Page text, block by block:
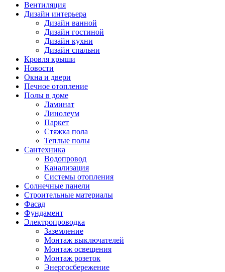
Вентиляция
Дизайн интерьера
Дизайн ванной
Дизайн гостиной
Дизайн кухни
Дизайн спальни
Кровля крыши
Новости
Окна и двери
Печное отопление
Полы в доме
Ламинат
Линолеум
Паркет
Стяжка пола
Теплые полы
Сантехника
Водопровод
Канализация
Системы отопления
Солнечные панели
Строительные материалы
Фасад
Фундамент
Электропроводка
Заземление
Монтаж выключателей
Монтаж освещения
Монтаж розеток
Энергосбережение